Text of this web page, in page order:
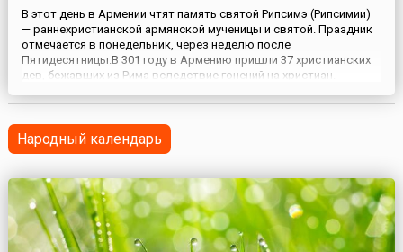
В этот день в Армении чтят память святой Рипсимэ (Рипсимии)
— раннехристианской армянской мученицы и святой. Праздник
отмечается в понедельник, через неделю после
Пятидесятницы.В 301 году в Армению пришли 37 христианских
дев, бежавших из Рима вследствие гонений на христиан.
царь Трдат III пожелал овладеть ею. Отказ девы, заявившей,
что о...
Народный календарь